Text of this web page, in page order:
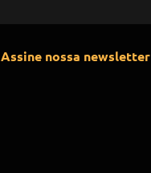
Assine nossa newsletter